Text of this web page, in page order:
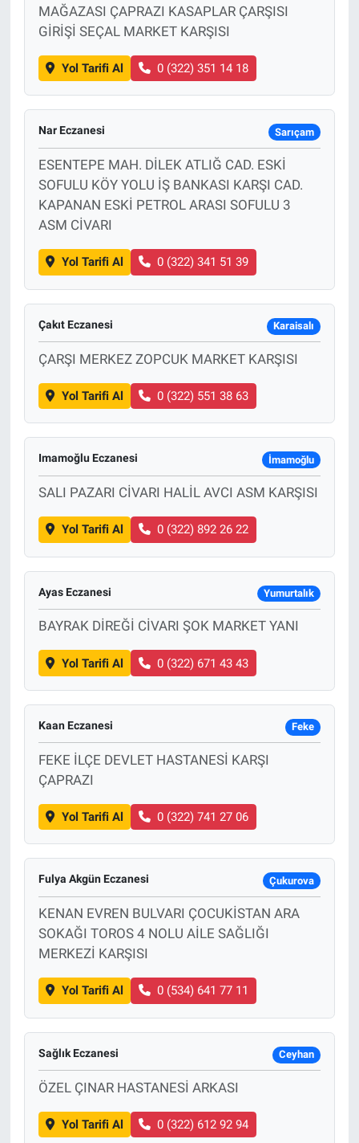
MAĞAZASI ÇAPRAZI KASAPLAR ÇARŞISI
GİRİŞİ SEÇAL MARKET KARŞISI
Yol Tarifi Al 0 (322) 351 14 18
Nar Eczanesi Sarıçam
ESENTEPE MAH. DİLEK ATLIĞ CAD. ESKİ
SOFULU KÖY YOLU İŞ BANKASI KARŞI CAD.
KAPANAN ESKİ PETROL ARASI SOFULU 3
ASM CİVARI
Yol Tarifi Al 0 (322) 341 51 39
Çakıt Eczanesi Karaisalı
ÇARŞI MERKEZ ZOPCUK MARKET KARŞISI
Yol Tarifi Al 0 (322) 551 38 63
Imamoğlu Eczanesi İmamoğlu
SALI PAZARI CİVARI HALİL AVCI ASM KARŞISI
Yol Tarifi Al 0 (322) 892 26 22
Ayas Eczanesi Yumurtalık
BAYRAK DİREĞİ CİVARI ŞOK MARKET YANI
Yol Tarifi Al 0 (322) 671 43 43
Kaan Eczanesi Feke
FEKE İLÇE DEVLET HASTANESİ KARŞI
ÇAPRAZI
Yol Tarifi Al 0 (322) 741 27 06
Fulya Akgün Eczanesi Çukurova
KENAN EVREN BULVARI ÇOCUKİSTAN ARA
SOKAĞI TOROS 4 NOLU AİLE SAĞLIĞI
MERKEZİ KARŞISI
Yol Tarifi Al 0 (534) 641 77 11
Sağlık Eczanesi Ceyhan
ÖZEL ÇINAR HASTANESİ ARKASI
Yol Tarifi Al 0 (322) 612 92 94